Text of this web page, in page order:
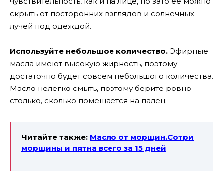
скрыть от посторонних взглядов и солнечных
лучей под одеждой.
Используйте небольшое количество. Эфирные
масла имеют высокую жирность, поэтому
достаточно будет совсем небольшого количества.
Масло нелегко смыть, поэтому берите ровно
столько, сколько помещается на палец.
Читайте также: Масло от морщин.Сотри
морщины и пятна всего за 15 дней